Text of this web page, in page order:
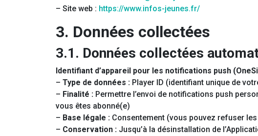
– Site web : https://www.infos-jeunes.fr/
3. Données collectées
3.1. Données collectées
Identifiant d’appareil pour les notifications push
– Type de données : Player ID (identifiant unique de
– Finalité : Permettre l’envoi de notifications push
vous êtes abonné(e)
– Base légale : Consentement (vous pouvez refuser
– Conservation : Jusqu’à la désinstallation de